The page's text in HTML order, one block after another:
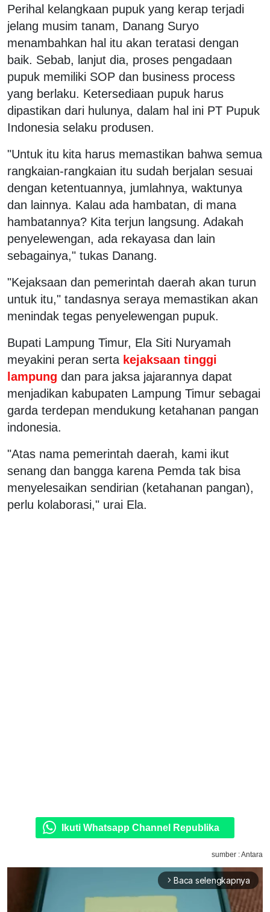
Perihal kelangkaan pupuk yang kerap terjadi
jelang musim tanam, Danang Suryo
menambahkan hal itu akan teratasi dengan
baik. Sebab, lanjut dia, proses pengadaan
pupuk memiliki SOP dan business process
yang berlaku. Ketersediaan pupuk harus
dipastikan dari hulunya, dalam hal ini PT Pupuk
Indonesia selaku produsen.
"Untuk itu kita harus memastikan bahwa semua
rangkaian-rangkaian itu sudah berjalan sesuai
dengan ketentuannya, jumlahnya, waktunya
dan lainnya. Kalau ada hambatan, di mana
hambatannya? Kita terjun langsung. Adakah
penyelewengan, ada rekayasa dan lain
sebagainya," tukas Danang.
"Kejaksaan dan pemerintah daerah akan turun
untuk itu," tandasnya seraya memastikan akan
menindak tegas penyelewengan pupuk.
Bupati Lampung Timur, Ela Siti Nuryamah
meyakini peran serta kejaksaan tinggi
lampung dan para jaksa jajarannya dapat
menjadikan kabupaten Lampung Timur sebagai
garda terdepan mendukung ketahanan pangan
indonesia.
"Atas nama pemerintah daerah, kami ikut
senang dan bangga karena Pemda tak bisa
menyelesaikan sendirian (ketahanan pangan),
perlu kolaborasi," urai Ela.
Ikuti Whatsapp Channel Republika
sumber : Antara
arrow_forward_ios Baca selengkapnya